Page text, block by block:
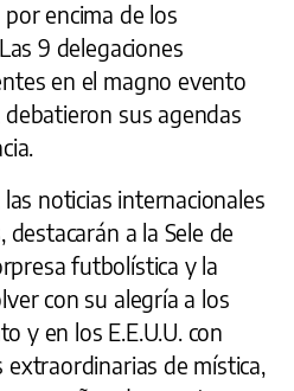
encima de los
9 delegaciones
en el magno evento
sus agendas
noticias internacionales
a la Sele de
futbolística y la
con su alegría a los
y en los E.E.U.U. con
extraordinarias de mística,